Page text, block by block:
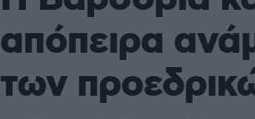
απόπειρα
των